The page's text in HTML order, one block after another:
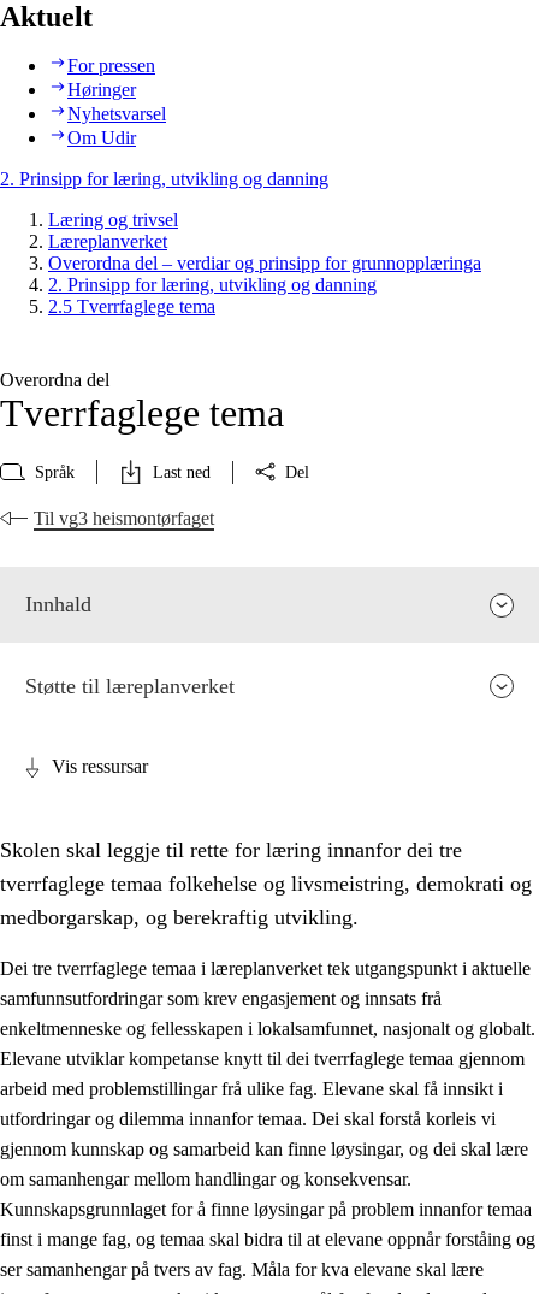
Aktuelt
For pressen
Høringer
Nyhetsvarsel
Om Udir
2. Prinsipp for læring, utvikling og danning
Læring og trivsel
Læreplanverket
Overordna del – verdiar og prinsipp for grunnopplæringa
2. Prinsipp for læring, utvikling og danning
2.5 Tverrfaglege tema
Overordna del
Tverrfaglege tema
Språk Last ned Del
Til vg3 heismontørfaget
Innhald
2. Prinsipp for læring, utvikling og danning
Sosial læring og utvikling
2.2 Kompetanse i faga
2.3 Grunnleggjande ferdigheiter
2.4 Å lære å lære
Tverrfaglege tema
2.5 Tverrfaglege tema
Støtte til læreplanverket
Vis ressursar
Skolen skal leggje til rette for læring innanfor dei tre
tverrfaglege temaa folkehelse og livsmeistring, demokrati og
medborgarskap, og berekraftig utvikling.
Dei tre tverrfaglege temaa i læreplanverket tek utgangspunkt i aktuelle
samfunnsutfordringar som krev engasjement og innsats frå
enkeltmenneske og fellesskapen i lokalsamfunnet, nasjonalt og globalt.
Elevane utviklar kompetanse knytt til dei tverrfaglege temaa gjennom
arbeid med problemstillingar frå ulike fag. Elevane skal få innsikt i
utfordringar og dilemma innanfor temaa. Dei skal forstå korleis vi
gjennom kunnskap og samarbeid kan finne løysingar, og dei skal lære
om samanhengar mellom handlingar og konsekvensar.
Kunnskapsgrunnlaget for å finne løysingar på problem innanfor temaa
finst i mange fag, og temaa skal bidra til at elevane oppnår forståing og
ser samanhengar på tvers av fag. Måla for kva elevane skal lære